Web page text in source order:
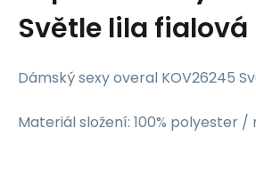
Světle lila
Dámský sexy overal KOV26245
Materiál složení: 100% polyester